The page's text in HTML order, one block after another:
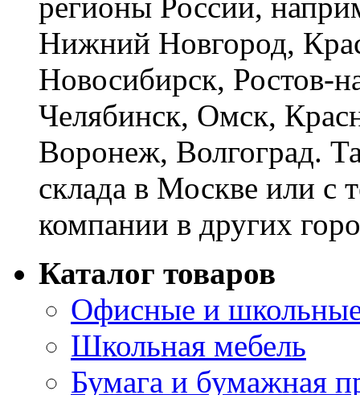
регионы России,
Нижний Новгород,
Новосибирск, Ростов-
Челябинск, Омск,
Воронеж, Волгоград.
склада в Москве или с
компании в других
Каталог товаров
Офисные и
Школьная мебель
Бумага и бумажная